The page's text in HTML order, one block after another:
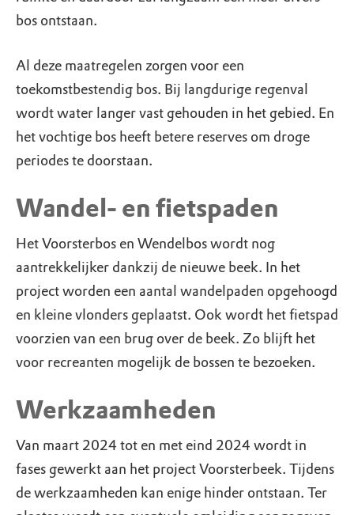
bos ontstaan.
Al deze maatregelen zorgen voor een
toekomstbestendig bos. Bij langdurige regenval
wordt water langer vast gehouden in het gebied. En
het vochtige bos heeft betere reserves om droge
periodes te doorstaan.
Wandel- en fietspaden
Het Voorsterbos en Wendelbos wordt nog
aantrekkelijker dankzij de nieuwe beek. In het
project worden een aantal wandelpaden opgehoogd
en kleine vlonders geplaatst. Ook wordt het fietspad
voorzien van een brug over de beek. Zo blijft het
voor recreanten mogelijk de bossen te bezoeken.
Werkzaamheden
Van maart 2024 tot en met eind 2024 wordt in
fases gewerkt aan het project Voorsterbeek. Tijdens
de werkzaamheden kan enige hinder ontstaan. Ter